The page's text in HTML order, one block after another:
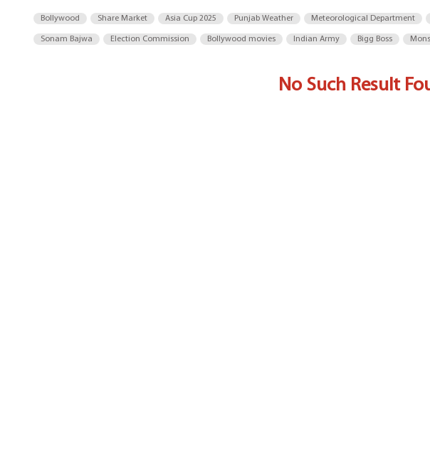
Bollywood Share Market Asia Cup 2025 Punjab Weather Meteorological Department
Sonam Bajwa Election Commission Bollywood movies Indian Army Bigg Boss
No Such Result